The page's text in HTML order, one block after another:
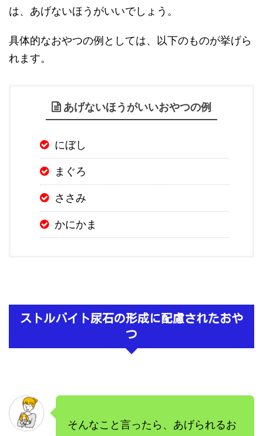
は、あげないほうがいいでしょう。
具体的なおやつの例としては、以下のものが挙げら
れます。
あげないほうがいいおやつの例
にぼし
まぐろ
ささみ
かにかま
ストルバイト尿石の形成に配慮されたおや
つ
そんなこと言ったら、あげられるお